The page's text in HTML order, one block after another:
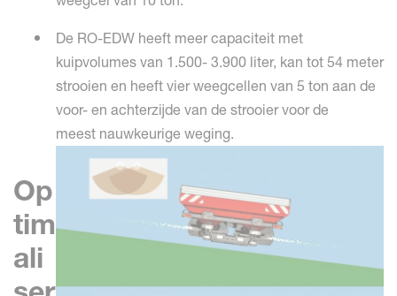
De RO-EDW heeft meer capaciteit met
kuipvolumes van 1.500- 3.900 liter, kan tot 54 meter
strooien en heeft vier weegcellen van 5 ton aan de
voor- en achterzijde van de strooier voor de
meest nauwkeurige weging.
Op
tim
ali